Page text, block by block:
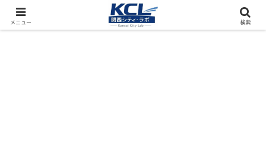
都市再開発をフィールド調査（累計アクセス数4000万PV）
メニュー 検索